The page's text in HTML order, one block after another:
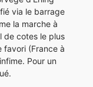
via le barrage
la marche à
de cotes le plus
favori (France à
Pour un